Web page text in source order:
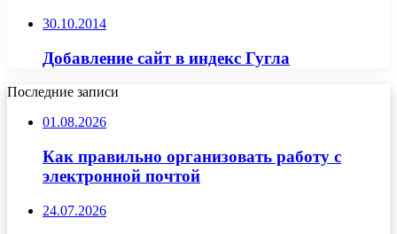
30.10.2014
Добавление сайт в индекс Гугла
Последние записи
01.08.2026
Как правильно организовать работу с
электронной почтой
24.07.2026